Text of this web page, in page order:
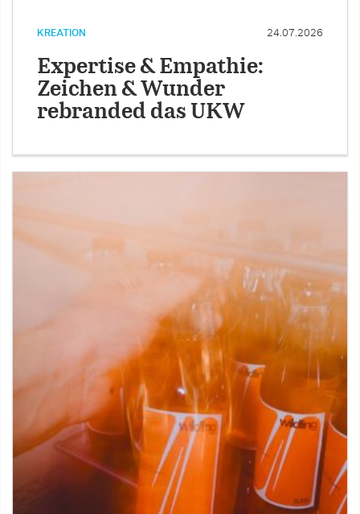
KREATION 24.07.2026
Expertise & Empathie:
Zeichen & Wunder
rebranded das UKW